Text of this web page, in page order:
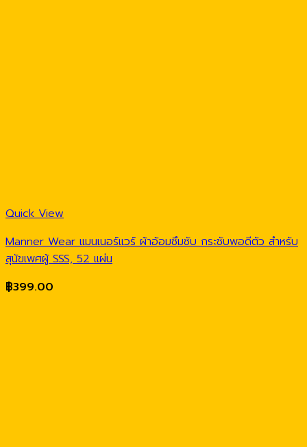
Quick View
Manner Wear แมนเนอร์แวร์ ผ้าอ้อมซึมซับ กระชับพอดีตัว สำหรับ
สุนัขเพศผู้ SSS, 52 แผ่น
฿399.00